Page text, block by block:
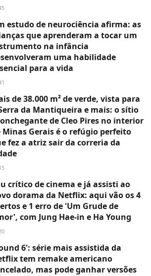
estudo de neurociência afirma: as
que aprenderam a tocar um
na infância
uma habilidade
para a vida
de 38.000 m² de verde, vista para
da Mantiqueira e mais: o sítio
de Cleo Pires no interior
Minas Gerais é o refúgio perfeito
fez a atriz sair da correria da
crítico de cinema e já assisti ao
dorama da Netflix: aqui vão os 4
e 1 erro de 'Um Grude de
com Jung Hae-in e Ha Young
6': série mais assistida da
tem remake americano
mas pode ganhar versões